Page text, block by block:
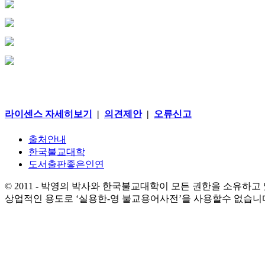
라이센스 자세히보기 | 의견제안| 오류신고
출처안내
한국불교대학
도서출판좋은인연
© 2011 - 박영의 박사와 한국불교대학이 모든 권한을 소유하고
상업적인 용도로 ‘실용한-영 불교용어사전’을 사용할수 없습니